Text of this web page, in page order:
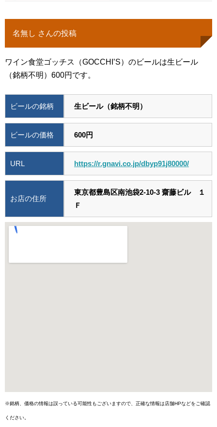
名無し さんの投稿
ワイン食堂ゴッチス（GOCCHI’S）のビールは生ビール
（銘柄不明）600円です。
ビールの銘柄 生ビール（銘柄不明）
ビールの価格 600円
URL https://r.gnavi.co.jp/dbyp91j80000/
お店の住所
東京都豊島区南池袋2-10-3 齋藤ビル １
Ｆ
※銘柄、価格の情報は誤っている可能性もございますので、正確な情報は店舗HPなどをご確認
ください。